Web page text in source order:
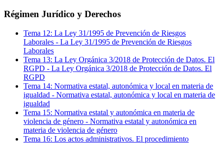
Régimen Jurídico y Derechos
Tema 12: La Ley 31/1995 de Prevención de Riesgos
Laborales - La Ley 31/1995 de Prevención de Riesgos
Laborales
Tema 13: La Ley Orgánica 3/2018 de Protección de Datos. El
RGPD - La Ley Orgánica 3/2018 de Protección de Datos. El
RGPD
Tema 14: Normativa estatal, autonómica y local en materia de
igualdad - Normativa estatal, autonómica y local en materia de
igualdad
Tema 15: Normativa estatal y autonómica en materia de
violencia de género - Normativa estatal y autonómica en
materia de violencia de género
Tema 16: Los actos administrativos. El procedimiento